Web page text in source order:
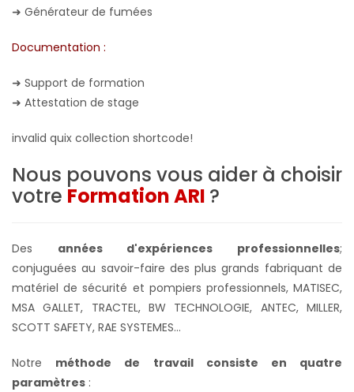
➜ Générateur de fumées
Documentation :
➜ Support de formation
➜ Attestation de stage
invalid quix collection shortcode!
Nous pouvons vous aider à choisir
votre Formation ARI ?
Des années d'expériences professionnelles;
conjuguées au savoir-faire des plus grands fabriquant de
matériel de sécurité et pompiers professionnels, MATISEC,
MSA GALLET, TRACTEL, BW TECHNOLOGIE, ANTEC, MILLER,
SCOTT SAFETY, RAE SYSTEMES...
Notre méthode de travail consiste en quatre
paramètres :